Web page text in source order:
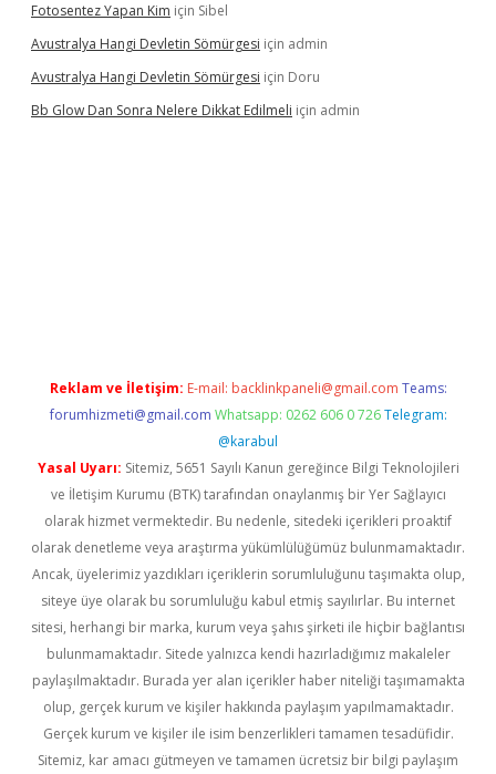
Fotosentez Yapan Kim için Sibel
Avustralya Hangi Devletin Sömürgesi için admin
Avustralya Hangi Devletin Sömürgesi için Doru
Bb Glow Dan Sonra Nelere Dikkat Edilmeli için admin
Reklam ve İletişim: E-mail: backlinkpaneli@gmail.com Teams:
forumhizmeti@gmail.com Whatsapp: 0262 606 0 726 Telegram:
@karabul
Yasal Uyarı: Sitemiz, 5651 Sayılı Kanun gereğince Bilgi Teknolojileri
ve İletişim Kurumu (BTK) tarafından onaylanmış bir Yer Sağlayıcı
olarak hizmet vermektedir. Bu nedenle, sitedeki içerikleri proaktif
olarak denetleme veya araştırma yükümlülüğümüz bulunmamaktadır.
Ancak, üyelerimiz yazdıkları içeriklerin sorumluluğunu taşımakta olup,
siteye üye olarak bu sorumluluğu kabul etmiş sayılırlar. Bu internet
sitesi, herhangi bir marka, kurum veya şahıs şirketi ile hiçbir bağlantısı
bulunmamaktadır. Sitede yalnızca kendi hazırladığımız makaleler
paylaşılmaktadır. Burada yer alan içerikler haber niteliği taşımamakta
olup, gerçek kurum ve kişiler hakkında paylaşım yapılmamaktadır.
Gerçek kurum ve kişiler ile isim benzerlikleri tamamen tesadüfidir.
Sitemiz, kar amacı gütmeyen ve tamamen ücretsiz bir bilgi paylaşım